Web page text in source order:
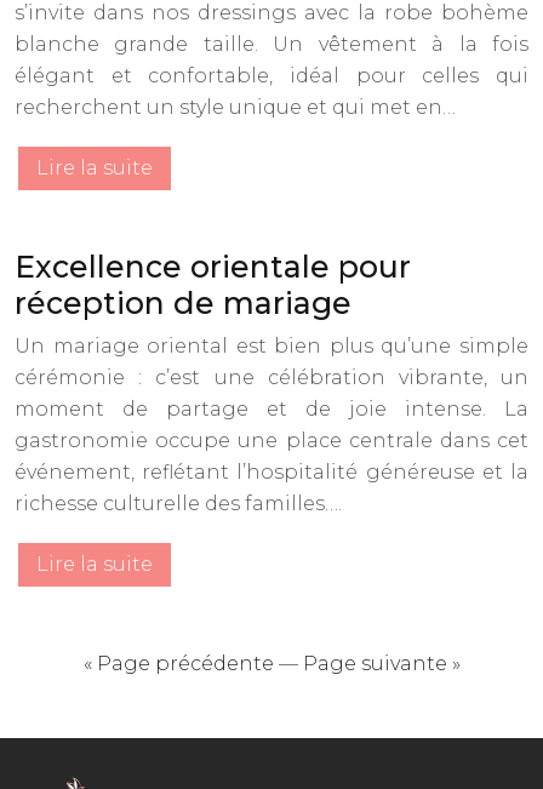
s’invite dans nos dressings avec la robe bohème
blanche grande taille. Un vêtement à la fois
élégant et confortable, idéal pour celles qui
recherchent un style unique et qui met en…
Lire la suite
Excellence orientale pour
réception de mariage
Un mariage oriental est bien plus qu’une simple
cérémonie : c’est une célébration vibrante, un
moment de partage et de joie intense. La
gastronomie occupe une place centrale dans cet
événement, reflétant l’hospitalité généreuse et la
richesse culturelle des familles….
Lire la suite
« Page précédente — Page suivante »